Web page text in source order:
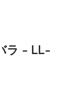
ラ - LL-